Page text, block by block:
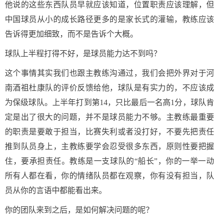
他说的这些东西队员早就应该知道，位置职责应该理解，但
中国球员从小的成长路径更多的是家长式的灌输，教练应该
告诉得更加细致，而不是告诉个大概。
球队上半程打得不好，是球员能力达不到吗？
这个事情其实我们也跟主教练沟通过，我们会把外界对于河
南酒祖杜康队的评价反馈给他，球队是有实力的，不应该成
为保级球队。上半年打到第14，只比最后一名高1分，球队肯
定是出了很大的问题，并不是球员能力不够。主教练最重要
的职责是要敢于担当，比赛失利或者没打好，不要先把责任
推到队员身上，主教练要学会忍受很多东西，原则性要把握
住，要承担责任。教练是一支球队的“船长”，你的一举一动
所有人都在看，你的情绪队员都在观察，你有没有担当，队
员从你的言语中都能看出来。
你的团队来到之后，是如何解决问题的呢？